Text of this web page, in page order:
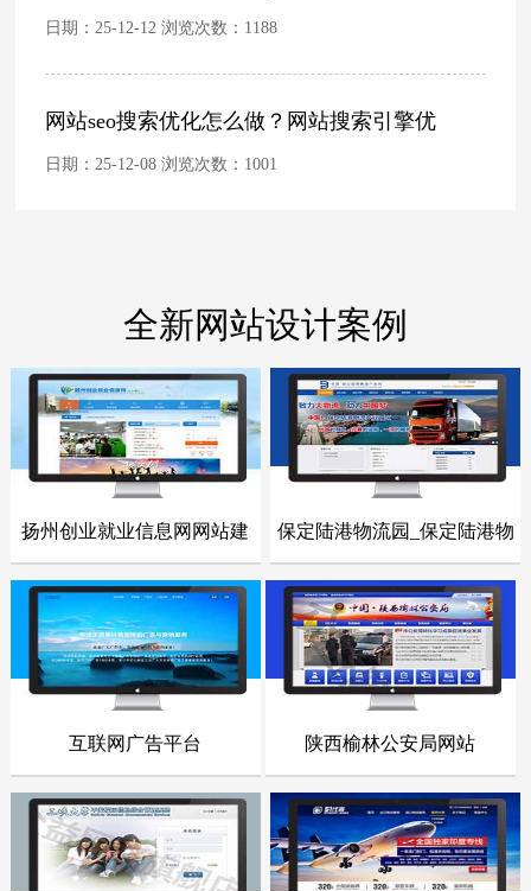
日期：25-12-12 浏览次数： 1188
网站seo搜索优化怎么做？网站搜索引擎优
日期：25-12-08 浏览次数： 1001
全新网站设计案例
- 网站建设案例 -
点击浏览
扬州创业就业信息网网站建
- 网站建设案例 -
点击浏览
保定陆港物流园_保定陆港物
- 网站建设案例 -
点击浏览
互联网广告平台 - 网站建设案例 -
点击浏览
陕西榆林公安局网站